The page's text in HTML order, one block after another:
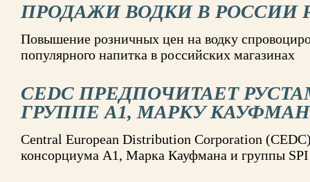
ПРОДАЖИ ВОДКИ В РОССИИ
Повышение розничных цен на водку
популярного напитка в российских магазинах
CEDC ПРЕДПОЧИТАЕТ
ГРУППЕ А1, МАРКУ
Central European Distribution Corporation
консорциума А1, Марка Кауфмана и группы